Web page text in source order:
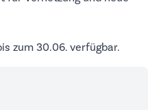
zum 30.06. verfügbar.